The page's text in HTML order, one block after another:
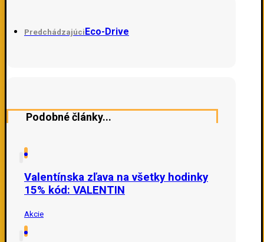
Predchádzajúci Eco-Drive
Podobné články...
Valentínska zľava na všetky hodinky
15% kód: VALENTIN
Akcie